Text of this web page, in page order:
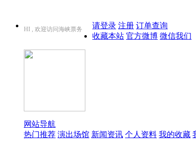
HI , 欢迎访问海峡票务 请登录 注册 订单查询
收藏本站 官方微博 微信我们
网站导航
热门推荐 演出场馆 新闻资讯 个人资料 我的收藏